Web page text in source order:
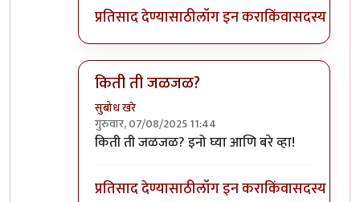
प्रतिसाद देण्यासाठीलॉग इन कराकिंवासदस्य व्हा
किती ती जळजळ?
सुबोध खरे
गुरुवार, 07/08/2025 11:44
In reply toअच्छा! आकारमान मोजण्याचे नॅनो
किती ती जळजळ? इनो घ्या आणि बरे व्हा!
प्रतिसाद देण्यासाठीलॉग इन कराकिंवासदस्य व्हा